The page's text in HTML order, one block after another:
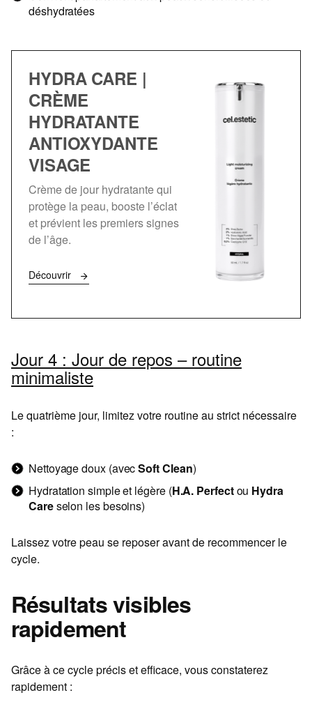
déshydratées
HYDRA CARE |
CRÈME
HYDRATANTE
ANTIOXYDANTE
VISAGE
Crème de jour hydratante qui
protège la peau, booste l’éclat
et prévient les premiers signes
de l’âge.
Découvrir
Jour 4 : Jour de repos – routine
minimaliste
Le quatrième jour, limitez votre routine au strict nécessaire
:
Nettoyage doux (avecSoft Clean)
Hydratation simple et légère (H.A. Perfectou Hydra
Careselon les besoins)
Laissez votre peau se reposer avant de recommencer le
cycle.
Résultats visibles
rapidement
Grâce à ce cycle précis et efficace, vous constaterez
rapidement :